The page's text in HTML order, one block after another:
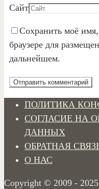
Сайт
Сохранить моё
браузере для
дальнейшем.
ПОЛИТИКА
СОГЛАСИЕ НА
ДАННЫХ
ОБРАТНАЯ
О НАС
Copyright © 2009 - 2025